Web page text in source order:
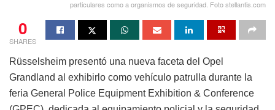
particulares como a organismos de seguridad. Foto stellantis.com
0
SHARES
Rüsselsheim presentó una nueva faceta del Opel
Grandland al exhibirlo como vehículo patrulla durante la
feria General Police Equipment Exhibition & Conference